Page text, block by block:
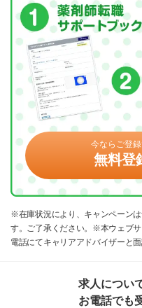
今ならご登
無料登
※在庫状況により、キャンペーン
す。ご了承ください。※本ウェブ
電話にてキャリアアドバイザーと
求人につい
お電話でも